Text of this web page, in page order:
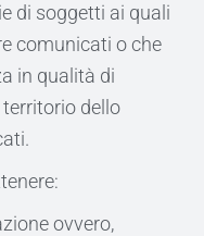
di soggetti ai quali
comunicati o che
in qualità di
dello
ovvero,